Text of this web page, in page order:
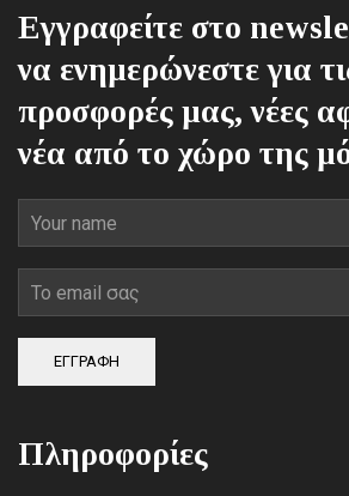
Εγγραφείτε στο
να ενημερώνεστε για
προσφορές μας, νέες
νέα από το χώρο της
ΕΓΓΡΑΦΗ
Πληροφορίες